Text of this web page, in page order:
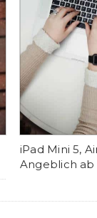
iPad Mini 5,
Angeblich ab